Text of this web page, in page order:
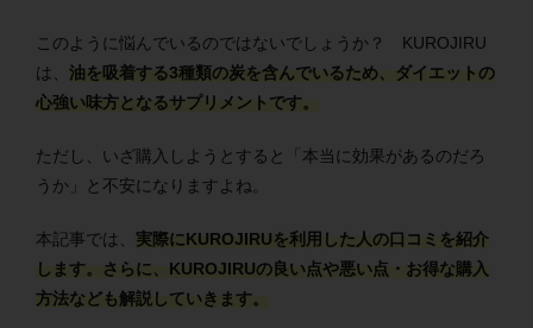
このように悩んでいるのではないでしょうか？ KUROJIRU
は、 油を吸着する3種類の炭を含んでいるため、ダイエットの
心強い味方となるサプリメントです。
ただし、いざ購入しようとすると「本当に効果があるのだろ
うか」と不安になりますよね。
本記事では、 実際にKUROJIRUを利用した人の口コミを紹介
します。さらに、KUROJIRUの良い点や悪い点・お得な購入
方法なども解説していきます。